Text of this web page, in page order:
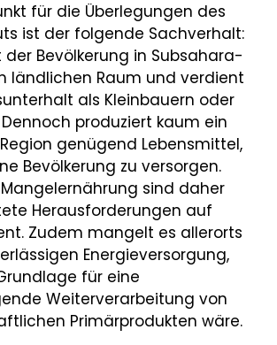
für die Überlegungen des
ist der folgende Sachverhalt:
der Bevölkerung in Subsahara-
länd­lichen Raum und verdient
als Kleinbauern oder
produziert kaum ein
genügend Lebensmittel,
Bevölkerung zu versorgen.
sind daher
Herausforderungen auf
Zudem mangelt es allerorts
Energieversorgung,
für eine
Weiterverarbeitung von
Primärprodukten wäre.